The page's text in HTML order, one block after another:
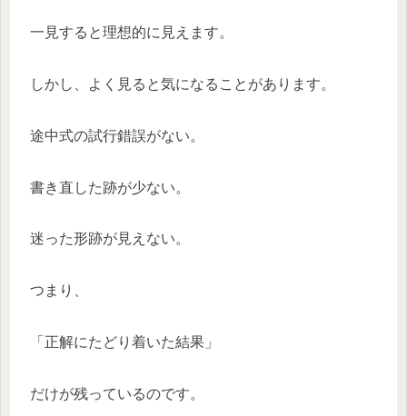
一見すると理想的に見えます。
しかし、よく見ると気になることがあります。
途中式の試行錯誤がない。
書き直した跡が少ない。
迷った形跡が見えない。
つまり、
「正解にたどり着いた結果」
だけが残っているのです。